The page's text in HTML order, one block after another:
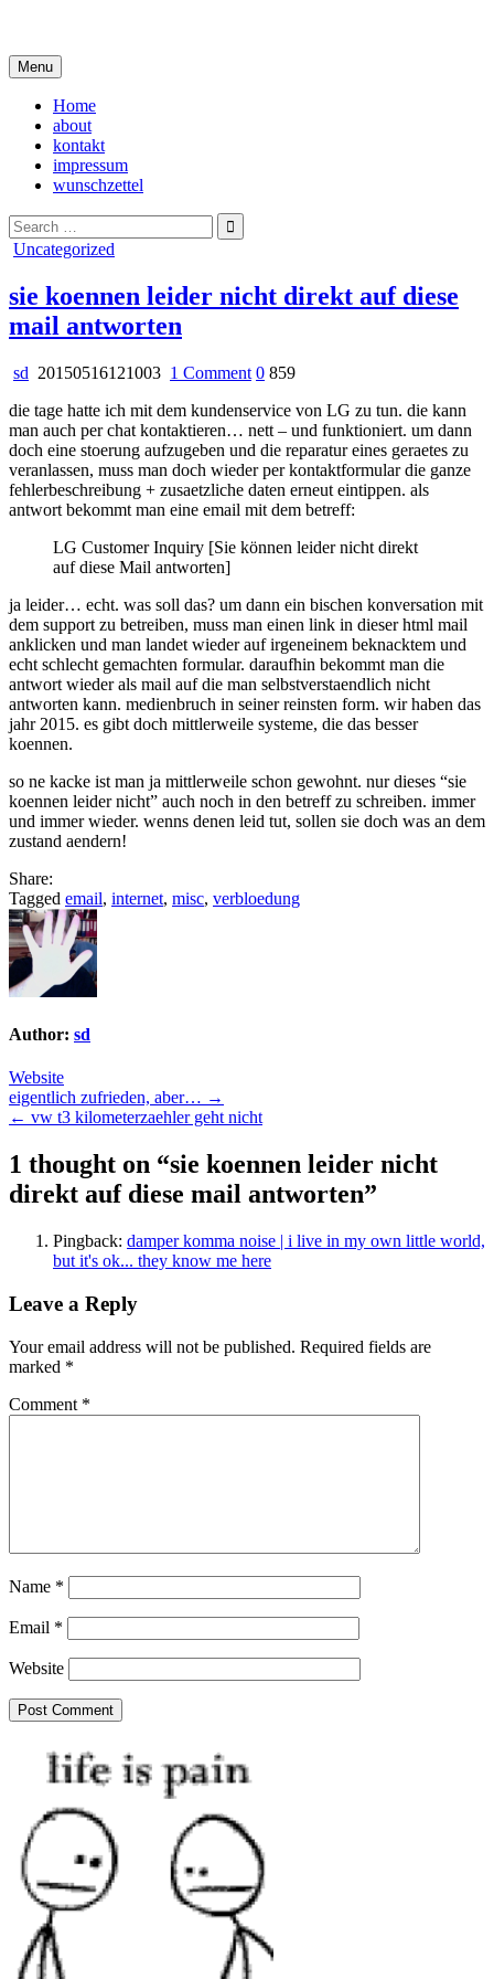
content
Menu
Home
about
kontakt
impressum
wunschzettel
Search
for:
Posted
Uncategorized
sie koennen leider nicht direkt auf diese
mail antworten
sd 20150516121003 1 Commenton
koennen
leider
nicht
direkt
auf
diese
antworten
0 859
die tage hatte ich mit dem kundenservice von LG zu tun. die kann
man auch per chat kontaktieren… nett – und funktioniert. um dann
doch eine stoerung aufzugeben und die reparatur eines geraetes zu
veranlassen, muss man doch wieder per kontaktformular die ganze
fehlerbeschreibung + zusaetzliche daten erneut eintippen. als
antwort bekommt man eine email mit dem betreff:
LG Customer Inquiry [Sie können leider nicht direkt
auf diese Mail antworten]
ja leider… echt. was soll das? um dann ein bischen konversation mit
dem support zu betreiben, muss man einen link in dieser html mail
anklicken und man landet wieder auf irgeneinem beknacktem und
echt schlecht gemachten formular. daraufhin bekommt man die
antwort wieder als mail auf die man selbstverstaendlich nicht
antworten kann. medienbruch in seiner reinsten form. wir haben das
jahr 2015. es gibt doch mittlerweile systeme, die das besser
koennen.
so ne kacke ist man ja mittlerweile schon gewohnt. nur dieses “sie
koennen leider nicht” auch noch in den betreff zu schreiben. immer
und immer wieder. wenns denen leid tut, sollen sie doch was an dem
zustand aendern!
Share:
Tagged email, internet, misc, verbloedung
Author: sd
Website
Post
navigation
eigentlich zufrieden, aber… →
← vw t3 kilometerzaehler geht nicht
1 thought on “sie koennen leider nicht
direkt auf diese mail antworten”
Pingback: damper komma noise | i live in my own little world,
but it's ok... they know me here
Leave a Reply
Your email address will not be published. Required fields are
marked *
Comment *
Name *
Email *
Website